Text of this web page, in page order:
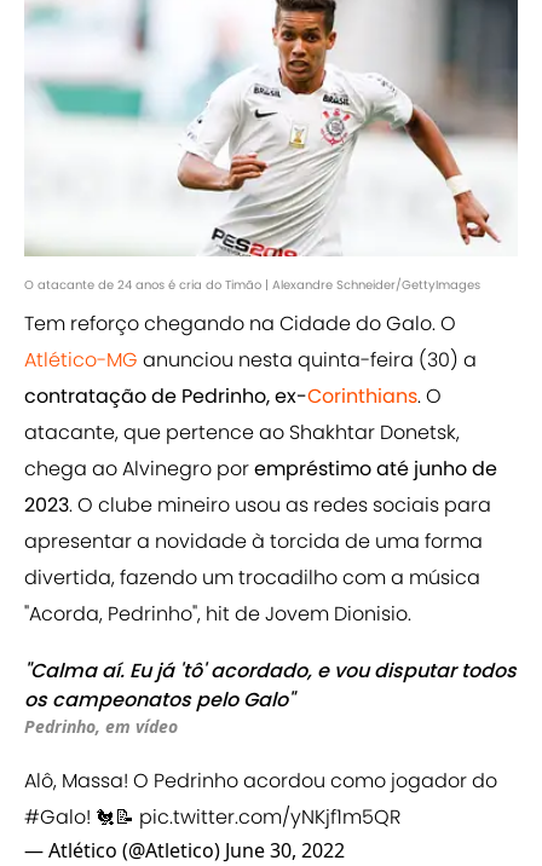
O atacante de 24 anos é cria do Timão | Alexandre Schneider/GettyImages
Tem reforço chegando na Cidade do Galo. O
Atlético-MG anunciou nesta quinta-feira (30) a
contratação de Pedrinho, ex-Corinthians. O
atacante, que pertence ao Shakhtar Donetsk,
chega ao Alvinegro porempréstimo até junho de
2023. O clube mineiro usou as redes sociais para
apresentar a novidade à torcida de uma forma
divertida, fazendo um trocadilho com a música
"Acorda, Pedrinho", hit de Jovem Dionisio.
"Calma aí. Eu já 'tô' acordado, e vou disputar todos
os campeonatos pelo Galo"
Pedrinho, em vídeo
Alô, Massa! O Pedrinho acordou como jogador do
#Galo! 🐔📝 pic.twitter.com/yNKjf1m5QR
— Atlético (@Atletico) June 30, 2022